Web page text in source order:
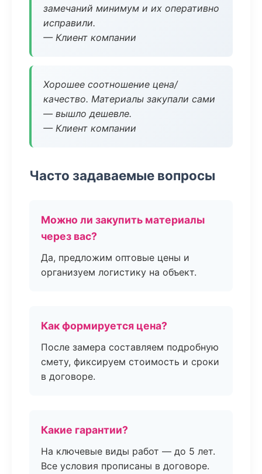
замечаний минимум и их оперативно
исправили.
— Клиент компании
Хорошее соотношение цена/
качество. Материалы закупали сами
— вышло дешевле.
— Клиент компании
Часто задаваемые вопросы
Можно ли закупить материалы
через вас?
Да, предложим оптовые цены и
организуем логистику на объект.
Как формируется цена?
После замера составляем подробную
смету, фиксируем стоимость и сроки
в договоре.
Какие гарантии?
На ключевые виды работ — до 5 лет.
Все условия прописаны в договоре.